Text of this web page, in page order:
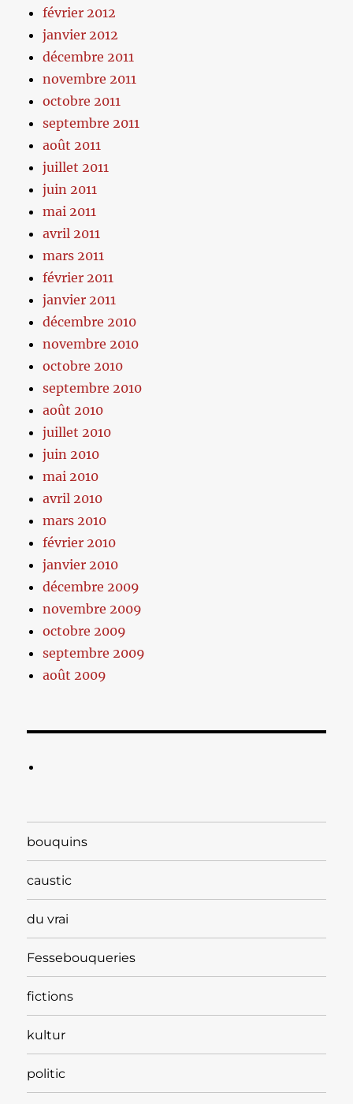
février 2012
janvier 2012
décembre 2011
novembre 2011
octobre 2011
septembre 2011
août 2011
juillet 2011
juin 2011
mai 2011
avril 2011
mars 2011
février 2011
janvier 2011
décembre 2010
novembre 2010
octobre 2010
septembre 2010
août 2010
juillet 2010
juin 2010
mai 2010
avril 2010
mars 2010
février 2010
janvier 2010
décembre 2009
novembre 2009
octobre 2009
septembre 2009
août 2009
bouquins
caustic
du vrai
Fessebouqueries
fictions
kultur
politic